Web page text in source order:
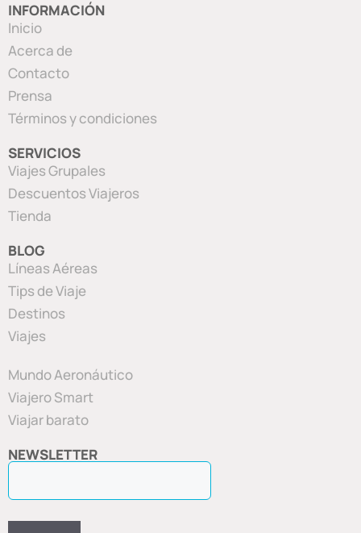
INFORMACIÓN
Inicio
Acerca de
Contacto
Prensa
Términos y condiciones
SERVICIOS
Viajes Grupales
Descuentos Viajeros
Tienda
BLOG
Líneas Aéreas
Tips de Viaje
Destinos
Viajes
Mundo Aeronáutico
Viajero Smart
Viajar barato
NEWSLETTER